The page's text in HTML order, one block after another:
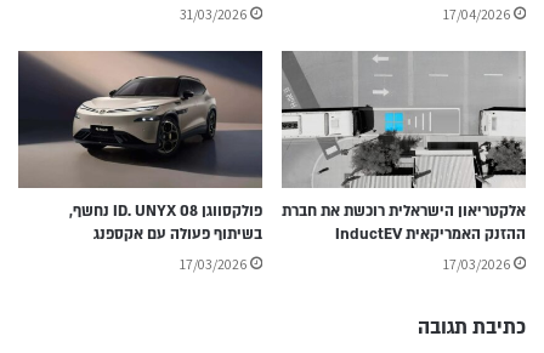
17/04/2026
31/03/2026
אלקטריאון הישראלית רוכשת את חברת
ההזנק האמריקאית InductEV
17/03/2026
פולקסווגן ID. UNYX 08 נחשף,
בשיתוף פעולה עם אקספנג
17/03/2026
כתיבת תגובה